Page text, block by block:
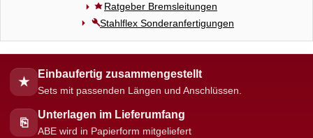
Ratgeber Bremsleitungen
Stahlflex Sonderanfertigungen
★
Einbaufertig zusammengestellt
Sets mit passenden Längen und Anschlüssen.
⎘
Unterlagen im Lieferumfang
ABE wird in Papierform mitgeliefert